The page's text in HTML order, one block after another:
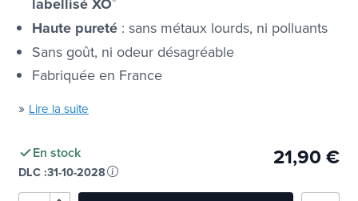
Haute pureté : sans métaux lourds, ni polluants
Sans goût, ni odeur désagréable
Fabriquée en France
» Lire la suite
En stock
DLC :31-10-2028
21,90 €